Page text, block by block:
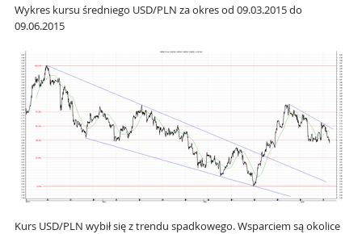
Wykres kursu średniego USD/PLN za okres od 09.03.2015 do
09.06.2015
Kurs USD/PLN wybił się z trendu spadkowego. Wsparciem są okolice